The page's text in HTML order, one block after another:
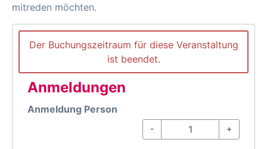
mitreden möchten.
Der Buchungszeitraum für diese Veranstaltung
ist beendet.
Anmeldungen
Anmeldung Person
- +